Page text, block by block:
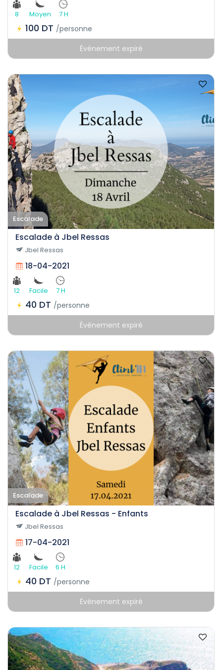
8 Moyen 7 H
100 DT /personne
Événement expiré
Escalade
Escalade à Jbel Ressas
Jbel Ressas
18-04-2021
12 Facile 7 H
40 DT /personne
Événement expiré
Escalade
Escalade à Jbel Ressas - Enfants
Jbel Ressas
17-04-2021
12 Facile 6 H
40 DT /personne
Événement expiré